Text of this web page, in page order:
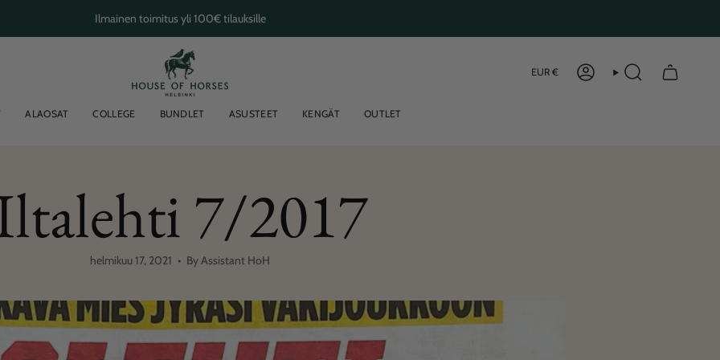
Ilmainen toimitus yli 100€ tilauksille
EUR € ACCOUNTSEARCH
ALAOSAT COLLEGE BUNDLET ASUSTEET KENGÄT OUTLET
7/2017
helmikuu 17, 2021 By Assistant HoH